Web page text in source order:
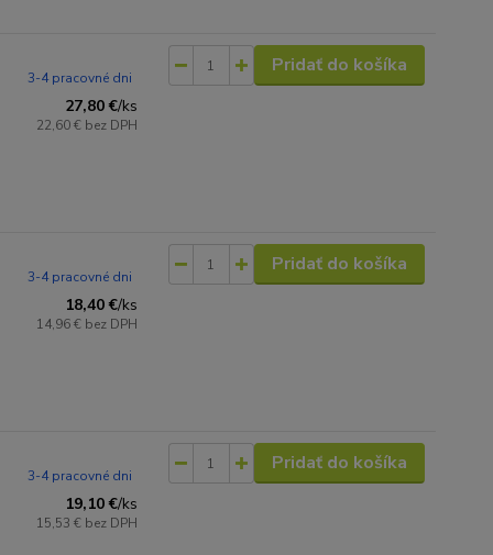
27,80 €/ks
22,60 € bez DPH
3-4 pracovné dni
Pridať do košíka
18,40 €/ks
14,96 € bez DPH
3-4 pracovné dni
Pridať do košíka
19,10 €/ks
15,53 € bez DPH
3-4 pracovné dni
Pridať do košíka